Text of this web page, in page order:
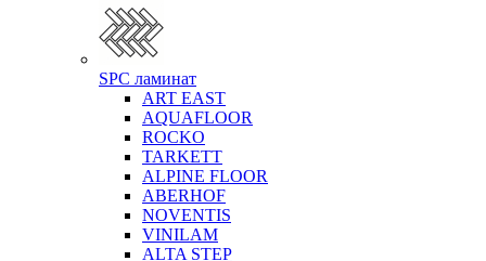
SPC ламинат
ART EAST
AQUAFLOOR
ROCKO
TARKETT
ALPINE FLOOR
ABERHOF
NOVENTIS
VINILAM
ALTA STEP